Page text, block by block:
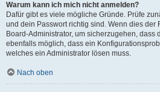
Warum kann ich mich nicht anmelden?
Dafür gibt es viele mögliche Gründe. Prüfe
und dein Passwort richtig sind. Wenn dies der
Board-Administrator, um sicherzugehen, dass
ebenfalls möglich, dass ein
welches ein Administrator lösen muss.
Nach oben